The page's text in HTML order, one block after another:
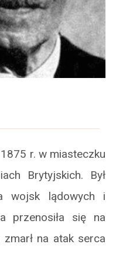
r. w miasteczku
Brytyjskich. Był
wojsk lądowych i
przenosiła się na
na atak serca